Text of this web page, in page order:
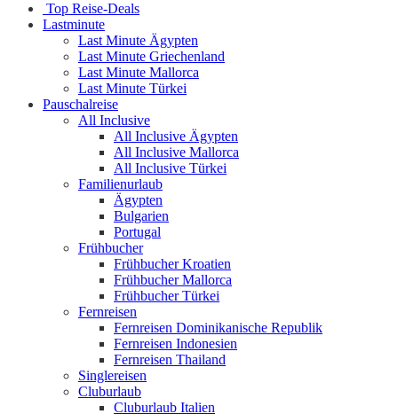
Top Reise-Deals
Lastminute
Last Minute Ägypten
Last Minute Griechenland
Last Minute Mallorca
Last Minute Türkei
Pauschalreise
All Inclusive
All Inclusive Ägypten
All Inclusive Mallorca
All Inclusive Türkei
Familienurlaub
Ägypten
Bulgarien
Portugal
Frühbucher
Frühbucher Kroatien
Frühbucher Mallorca
Frühbucher Türkei
Fernreisen
Fernreisen Dominikanische Republik
Fernreisen Indonesien
Fernreisen Thailand
Singlereisen
Cluburlaub
Cluburlaub Italien